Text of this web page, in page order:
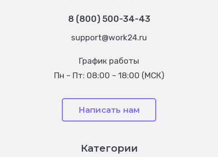
8 (800) 500-34-43
support@work24.ru
График работы
Пн – Пт: 08:00 – 18:00 (МСК)
Написать нам
Категории